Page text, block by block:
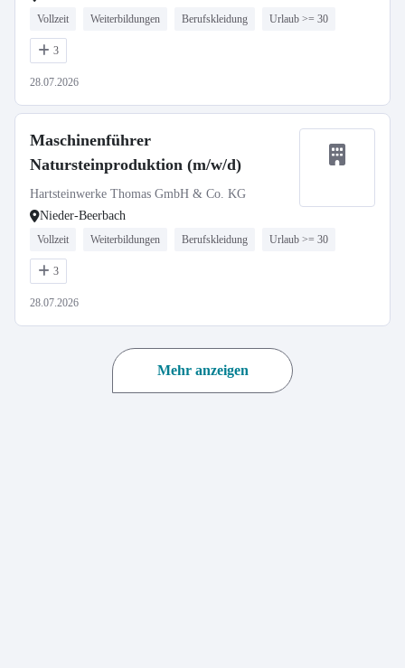
Vollzeit Weiterbildungen Berufskleidung Urlaub >= 30
3
28.07.2026
Maschinenführer
Natursteinproduktion (m/w/d)
Hartsteinwerke Thomas GmbH & Co. KG
Nieder-Beerbach
Vollzeit Weiterbildungen Berufskleidung Urlaub >= 30
3
28.07.2026
Mehr anzeigen